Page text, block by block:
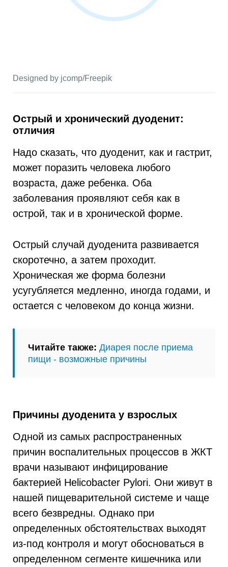
Designed by jcomp/Freepik
Острый и хронический дуоденит:
отличия
Надо сказать, что дуоденит, как и гастрит,
может поразить человека любого
возраста, даже ребенка. Оба
заболевания проявляют себя как в
острой, так и в хронической форме.
Острый случай дуоденита развивается
скоротечно, а затем проходит.
Хроническая же форма болезни
усугубляется медленно, иногда годами, и
остается с человеком до конца жизни.
Читайте также: Диарея после приема
пищи - возможные причины
Причины дуоденита у взрослых
Одной из самых распространенных
причин воспалительных процессов в ЖКТ
врачи называют инфицирование
бактерией Helicobacter Pylori. Они живут в
нашей пищеварительной системе и чаще
всего безвредны. Однако при
определенных обстоятельствах выходят
из-под контроля и могут обосноваться в
определенном сегменте кишечника или